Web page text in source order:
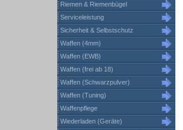
Riemen & Riemenbügel
Serviceleistung
Sicherheit & Selbstschutz
Waffen (4mm)
Waffen (EWB)
Waffen (frei ab 18)
Waffen (Schwarzpulver)
Waffen (Tuning)
Waffenpflege
Wiederladen (Geräte)